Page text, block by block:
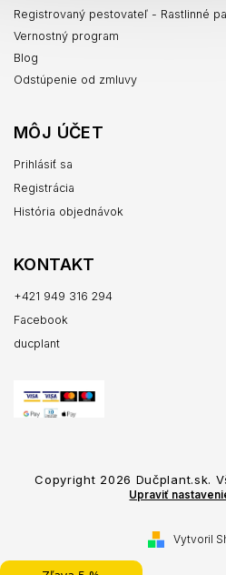
Registrovaný pestovateľ - Rastlinné
Vernostný program
Blog
Odstúpenie od zmluvy
MÔJ ÚČET
Prihlásiť sa
Registrácia
História objednávok
KONTAKT
+421 949 316 294
Facebook
ducplant
Vytvoril
Copyright 2026 Dučplant.sk.
Upraviť